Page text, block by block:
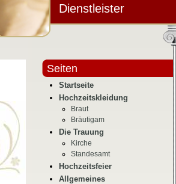
Dienstleister
Seiten
Startseite
Hochzeitskleidung
Braut
Bräutigam
Die Trauung
Kirche
Standesamt
Hochzeitsfeier
Allgemeines